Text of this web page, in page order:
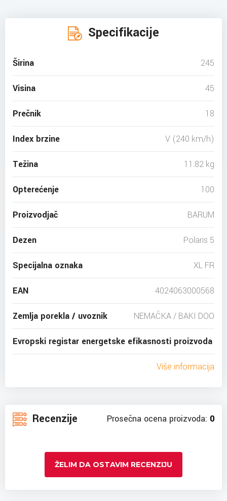
Specifikacije
Širina 245
Visina 45
Prečnik 18
Index brzine V (240 km/h)
Težina 11.82 kg
Opterećenje 100
Proizvodjač BARUM
Dezen Polaris 5
Specijalna oznaka XL FR
EAN 4024063000568
Zemlja porekla / uvoznik NEMAČKA / BAKI DOO
Evropski registar energetske efikasnosti proizvoda
Više informacija
Recenzije Prosečna ocena proizvoda: 0
ŽELIM DA OSTAVIM RECENZIJU